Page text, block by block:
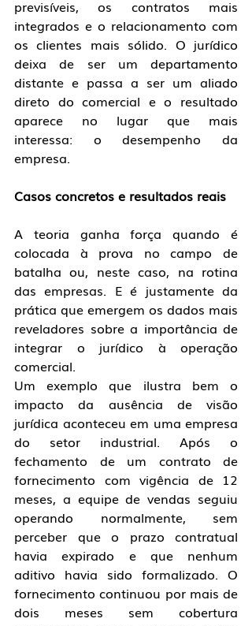
previsíveis, os contratos mais
integrados e o relacionamento com
os clientes mais sólido. O jurídico
deixa de ser um departamento
distante e passa a ser um aliado
direto do comercial e o resultado
aparece no lugar que mais
interessa: o desempenho da
empresa.
Casos concretos e resultados reais
A teoria ganha força quando é
colocada à prova no campo de
batalha ou, neste caso, na rotina
das empresas. E é justamente da
prática que emergem os dados mais
reveladores sobre a importância de
integrar o jurídico à operação
comercial.
Um exemplo que ilustra bem o
impacto da ausência de visão
jurídica aconteceu em uma empresa
do setor industrial. Após o
fechamento de um contrato de
fornecimento com vigência de 12
meses, a equipe de vendas seguiu
operando normalmente, sem
perceber que o prazo contratual
havia expirado e que nenhum
aditivo havia sido formalizado. O
fornecimento continuou por mais de
dois meses sem cobertura